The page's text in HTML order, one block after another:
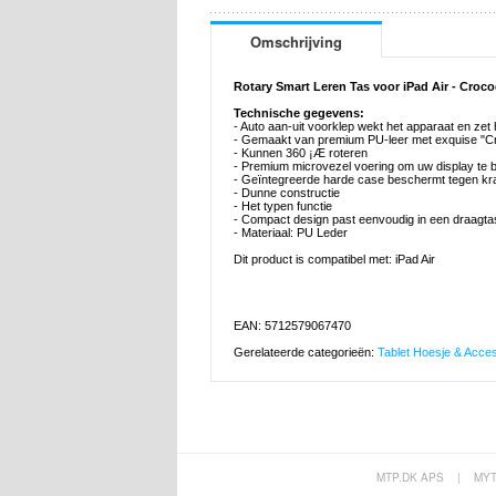
Omschrijving
Rotary Smart Leren Tas voor iPad Air -
Technische gegevens:
- Auto aan-uit voorklep wekt het apparaat en zet
- Gemaakt van premium PU-leer met exquise
- Kunnen 360 ¡Æ roteren
- Premium microvezel voering om uw display te
- Geïntegreerde harde case beschermt tegen
- Dunne constructie
- Het typen functie
- Compact design past eenvoudig in een
- Materiaal: PU Leder
Dit product is compatibel met: iPad Air
EAN: 5712579067470
Gerelateerde categorieën: Tablet Hoesje &
MTP.DK APS |